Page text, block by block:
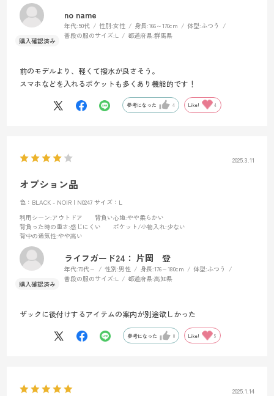
no name
年代:50代 性別:女性 身長:166～170cm 体型:ふつう
普段の服のサイズ:L 都道府県:群馬県
前のモデルより、軽くて撥水が良さそう。
スマホなどを入れるポケットも多くあり機能的です！
参考になった 4 Like! 4
2025.3.11
オプション品
色：BLACK - NOIR | N0247 サイズ：L
利用シーン:アウトドア 背負い心地:やや柔らかい
背負った時の重さ:感じにくい ポケット/小物入れ:少ない
背中の通気性:やや高い
ライフガード24： 片岡 登
年代:70代～ 性別:男性 身長:176～180cm 体型:ふつう
普段の服のサイズ:L 都道府県:高知県
ザックに後付けするアイテムの案内が別途欲しかった
参考になった 0 Like! 5
2025.1.14